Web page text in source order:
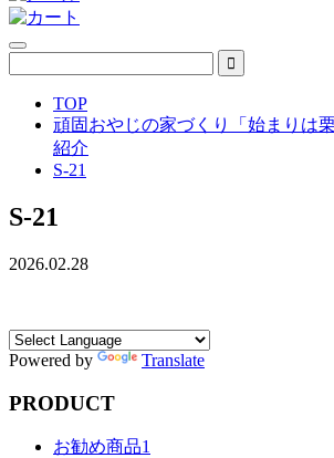
TOP
頑固おやじの家づくり「始まりは
紹介
S-21
S-21
2026.02.28
Powered by Translate
PRODUCT
お勧め商品1